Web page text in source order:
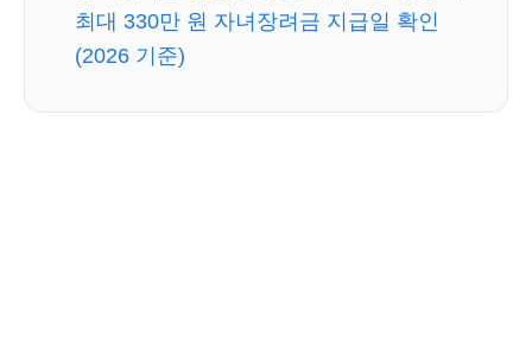
최대 330만 원 자녀장려금 지급일 확인
(2026 기준)